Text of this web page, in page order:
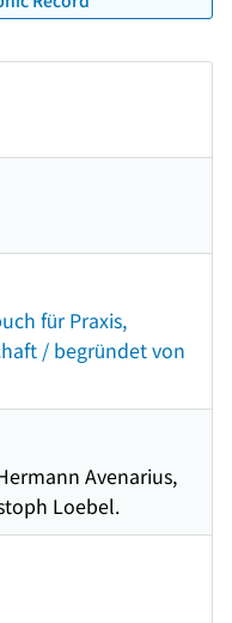
für Praxis,
/ begründet von
Avenarius,
Loebel.